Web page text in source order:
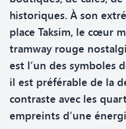
historiques. À son
place Taksim, le cœur
tramway rouge
est l’un des symboles
il est préférable de la
contraste avec les
empreints d’une